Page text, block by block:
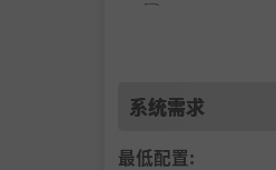
强力武器：
系统需求
最低配置: